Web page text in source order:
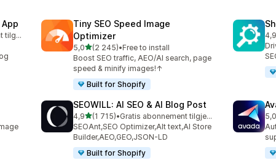
Gratis abonnement tilgjengelig
Tiny SEO Speed Image
Optimizer
5,0av 5 stjerner
(2 245)
Totalt 2245 omtaler
•Free to install
Boost SEO traffic, AEO/AI search, page
speed & minify images!↑
Built for Shopify
4,9
SEOWILL: AI SEO & AI Blog Post
4,9av 5 stjerner
(1 715)
Totalt 1715 omtaler
•
Gratis abonnement tilgjengelig
SEOAnt,SEO Optimizer,Alt text,AI Store
Builder,AEO,GEO,JSON-LD
Built for Shopify
5,0